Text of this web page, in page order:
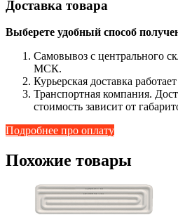
Доставка товара
Выберете удобный способ
Самовывоз с центрального
МСК.
Курьерская доставка
Транспортная компания.
стоимость зависит от
Подробнее про оплату
Похожие товары